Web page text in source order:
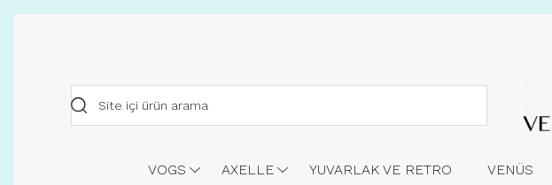
VOGS AXELLE YUVARLAK VE RETRO VENÜS